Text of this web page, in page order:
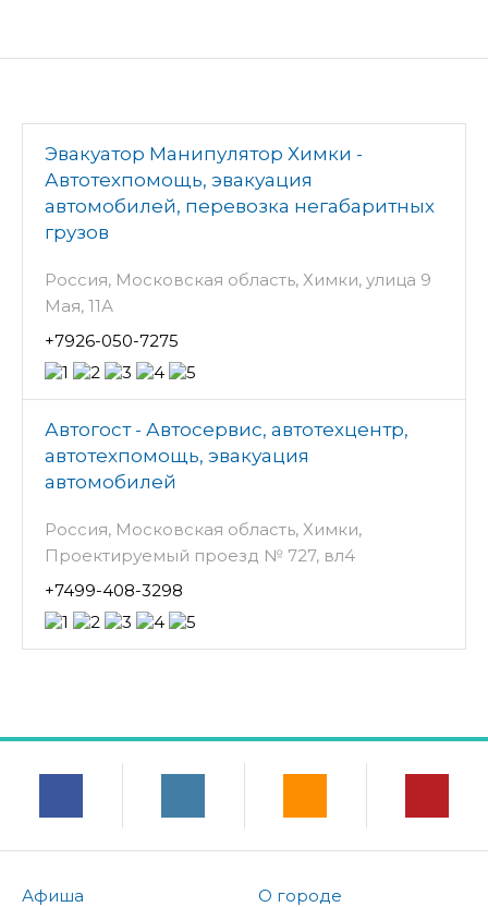
Эвакуатор Манипулятор Химки -
Автотехпомощь, эвакуация
автомобилей, перевозка негабаритных
грузов
Россия, Московская область, Химки, улица 9
Мая, 11А
+7926-050-7275
Автогост - Автосервис, автотехцентр,
автотехпомощь, эвакуация
автомобилей
Россия, Московская область, Химки,
Проектируемый проезд № 727, вл4
+7499-408-3298
Афиша
О городе